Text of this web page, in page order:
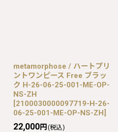
metamorphose / ハートプリ
ントワンピース Free ブラッ
ク H-26-06-25-001-ME-OP-
NS-ZH
[2100030000097719-H-26-
06-25-001-ME-OP-NS-ZH]
22,000円 (税込)